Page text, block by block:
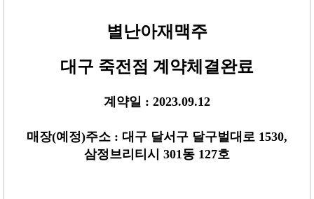
별난아재맥주
대구 죽전점 계약체결완료
계약일 : 2023.09.12
매장(예정)주소 : 대구 달서구 달구벌대로 1530,
삼정브리티시 301동 127호